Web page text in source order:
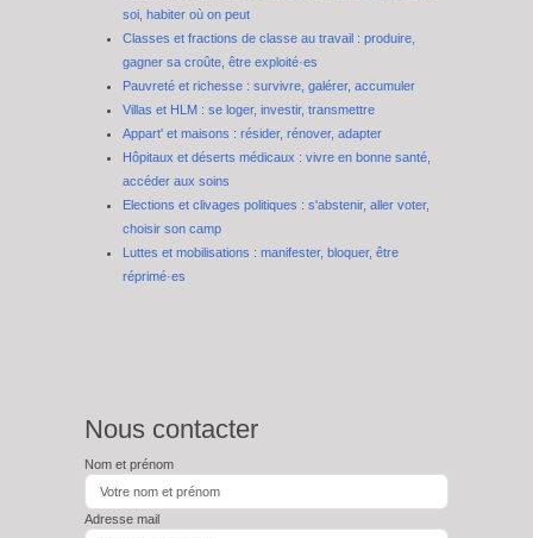
soi, habiter où on peut
Classes et fractions de classe au travail : produire,
gagner sa croûte, être exploité·es
Pauvreté et richesse : survivre, galérer, accumuler
Villas et HLM : se loger, investir, transmettre
Appart' et maisons : résider, rénover, adapter
Hôpitaux et déserts médicaux : vivre en bonne santé,
accéder aux soins
Elections et clivages politiques : s'abstenir, aller voter,
choisir son camp
Luttes et mobilisations : manifester, bloquer, être
réprimé·es
Nous contacter
Nom et prénom
Adresse mail